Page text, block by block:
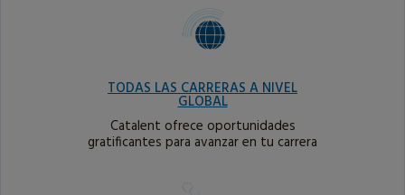
TODAS LAS CARRERAS A NIVEL
GLOBAL
Catalent ofrece oportunidades
gratificantes para avanzar en tu carrera